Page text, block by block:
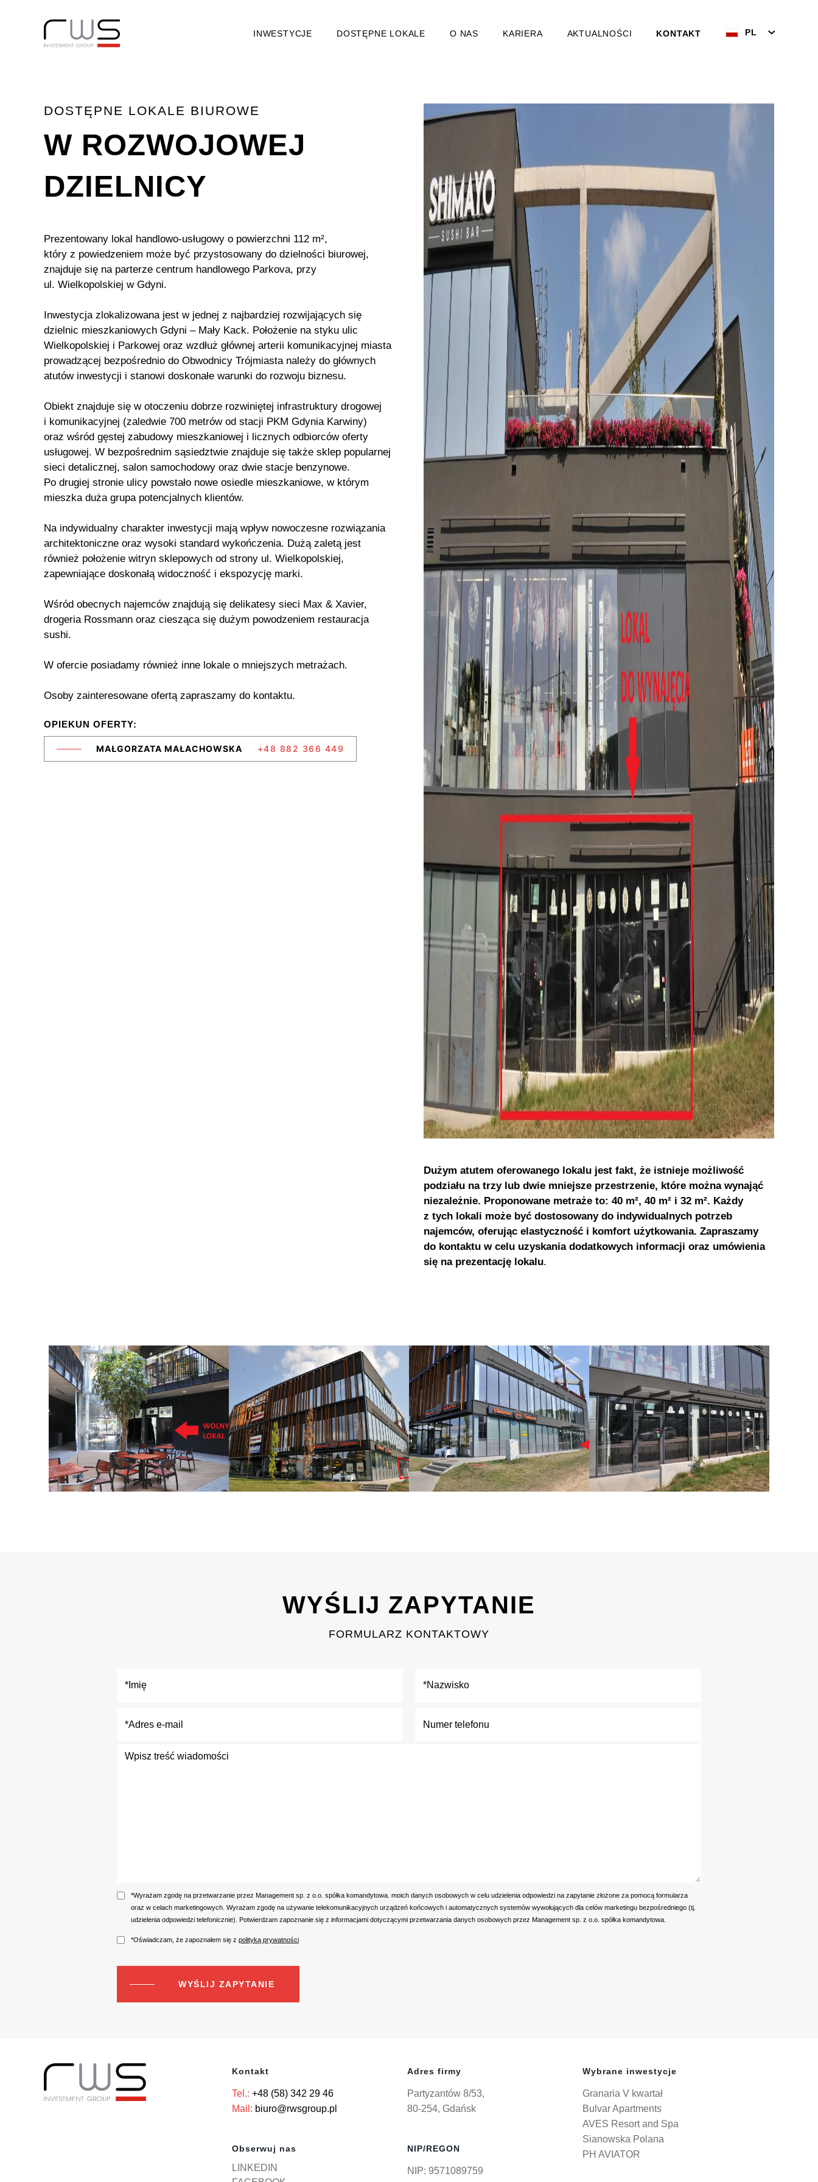
INWESTYCJE DOSTĘPNE LOKALE O NAS KARIERA AKTUALNOŚCI KONTAKT PL
DOSTĘPNE LOKALE BIUROWE
W ROZWOJOWEJ
DZIELNICY
Prezentowany lokal handlowo-usługowy o powierzchni 112 m²,
który z powiedzeniem może być przystosowany do dzielności biurowej,
znajduje się na parterze centrum handlowego Parkova, przy
ul. Wielkopolskiej w Gdyni.
Inwestycja zlokalizowana jest w jednej z najbardziej rozwijających się
dzielnic mieszkaniowych Gdyni – Mały Kack. Położenie na styku ulic
Wielkopolskiej i Parkowej oraz wzdłuż głównej arterii komunikacyjnej miasta
prowadzącej bezpośrednio do Obwodnicy Trójmiasta należy do głównych
atutów inwestycji i stanowi doskonałe warunki do rozwoju biznesu.
Obiekt znajduje się w otoczeniu dobrze rozwiniętej infrastruktury drogowej
i komunikacyjnej (zaledwie 700 metrów od stacji PKM Gdynia Karwiny)
oraz wśród gęstej zabudowy mieszkaniowej i licznych odbiorców oferty
usługowej. W bezpośrednim sąsiedztwie znajduje się także sklep popularnej
sieci detalicznej, salon samochodowy oraz dwie stacje benzynowe.
Po drugiej stronie ulicy powstało nowe osiedle mieszkaniowe, w którym
mieszka duża grupa potencjalnych klientów.
Na indywidualny charakter inwestycji mają wpływ nowoczesne rozwiązania
architektoniczne oraz wysoki standard wykończenia. Dużą zaletą jest
również położenie witryn sklepowych od strony ul. Wielkopolskiej,
zapewniające doskonałą widoczność i ekspozycję marki.
Wśród obecnych najemców znajdują się delikatesy sieci Max & Xavier,
drogeria Rossmann oraz ciesząca się dużym powodzeniem restauracja
sushi.
W ofercie posiadamy również inne lokale o mniejszych metrażach.
Osoby zainteresowane ofertą zapraszamy do kontaktu.
OPIEKUN OFERTY:
MAŁGORZATA MAŁACHOWSKA +48 882 366 449
Dużym atutem oferowanego lokalu jest fakt, że istnieje możliwość
podziału na trzy lub dwie mniejsze przestrzenie, które można wynająć
niezależnie. Proponowane metraże to: 40 m², 40 m² i 32 m². Każdy
z tych lokali może być dostosowany do indywidualnych potrzeb
najemców, oferując elastyczność i komfort użytkowania. Zapraszamy
do kontaktu w celu uzyskania dodatkowych informacji oraz umówienia
się na prezentację lokalu.
WYŚLIJ ZAPYTANIE
FORMULARZ KONTAKTOWY
*Wyrażam zgodę na przetwarzanie przez Management sp. z o.o. spółka komandytowa. moich danych osobowych w celu udzielenia odpowiedzi na zapytanie złożone za pomocą formularza
oraz w celach marketingowych. Wyrażam zgodę na używanie telekomunikacyjnych urządzeń końcowych i automatycznych systemów wywołujących dla celów marketingu bezpośredniego (tj.
udzielenia odpowiedzi telefonicznie). Potwierdzam zapoznanie się z informacjami dotyczącymi przetwarzania danych osobowych przez Management sp. z o.o. spółka komandytowa.
*Oświadczam, że zapoznałem się z polityką prywatności
Kontakt
Tel.: +48 (58) 342 29 46
Mail: biuro@rwsgroup.pl
Obserwuj nas
LINKEDIN
Adres firmy
Partyzantów 8/53,
80-254, Gdańsk
NIP/REGON
NIP: 9571089759
Wybrane inwestycje
Granaria V kwartał
Bulvar Apartments
AVES Resort and Spa
Sianowska Polana
PH AVIATOR